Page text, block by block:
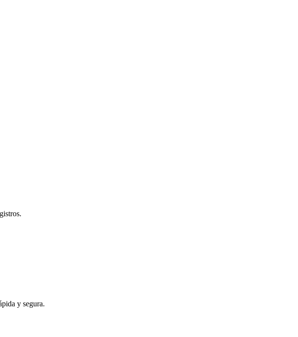
y segura.